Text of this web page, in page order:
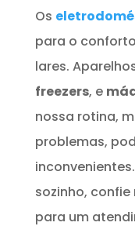
Os
para o
lares.
freezers, e
nossa rotina,
problemas,
sozinho,
para um